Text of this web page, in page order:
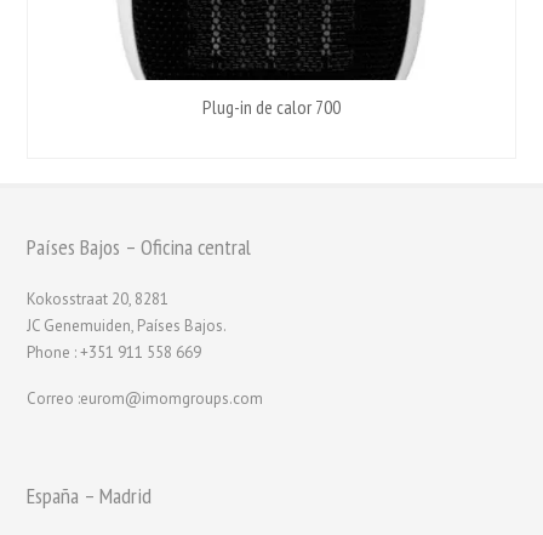
Plug-in de calor 700
Países Bajos – Oficina central
Kokosstraat 20, 8281
JC Genemuiden, Países Bajos.
Phone : +351 911 558 669
Correo :eurom@imomgroups.com
España – Madrid